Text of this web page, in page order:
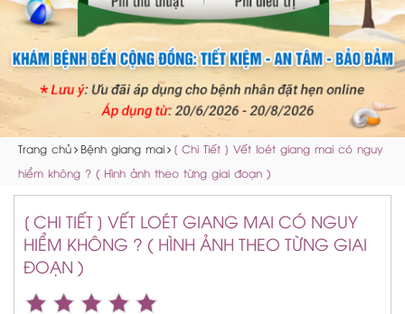
Trang chủ Bệnh giang mai
[ Chi Tiết ] Vết loét giang mai có nguy
hiểm không ? ( Hình ảnh theo từng giai đoạn )
[ CHI TIẾT ] VẾT LOÉT GIANG MAI CÓ NGUY
HIỂM KHÔNG ? ( HÌNH ẢNH THEO TỪNG GIAI
ĐOẠN )